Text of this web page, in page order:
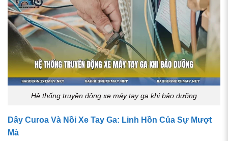
Hệ thống truyền động xe máy tay ga khi bảo dưỡng
Dây Curoa Và Nồi Xe Tay Ga: Linh Hồn Của Sự Mượt
Mà